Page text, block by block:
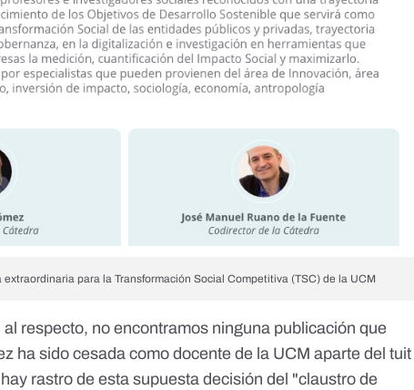
extraordinaria para la Transformación Social Competitiva (TSC) de la UCM
respecto, no encontramos ninguna publicación que
ha sido cesada como docente de la UCM aparte del tuit
rastro de esta supuesta decisión del "claustro de